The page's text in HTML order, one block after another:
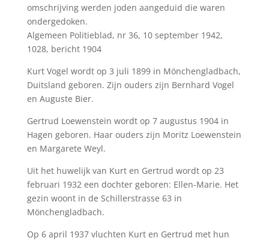
omschrijving werden joden aangeduid die waren
ondergedoken.
Algemeen Politieblad, nr 36, 10 september 1942,
1028, bericht 1904
Kurt Vogel wordt op 3 juli 1899 in Mönchengladbach,
Duitsland geboren. Zijn ouders zijn Bernhard Vogel
en Auguste Bier.
Gertrud Loewenstein wordt op 7 augustus 1904 in
Hagen geboren. Haar ouders zijn Moritz Loewenstein
en Margarete Weyl.
Uit het huwelijk van Kurt en Gertrud wordt op 23
februari 1932 een dochter geboren: Ellen-Marie. Het
gezin woont in de Schillerstrasse 63 in
Mönchengladbach.
Op 6 april 1937 vluchten Kurt en Gertrud met hun